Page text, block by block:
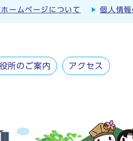
ームページについて 個人情
所のご案内 アクセス